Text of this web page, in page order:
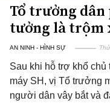
Tổ trưởng
tưởng là trộm
AN NINH - HÌNH SỰ
Sau khi hỗ trợ khổ chủ
máy SH, vị Tổ trưởng
người dân vây bắt và